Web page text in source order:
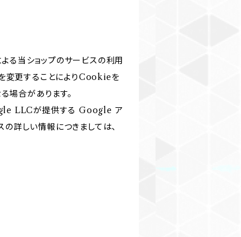
る当ショップのサービスの利用
変更することによりCookieを
場合があります。
LLCが提供する Google ア
詳しい情報につきましては、